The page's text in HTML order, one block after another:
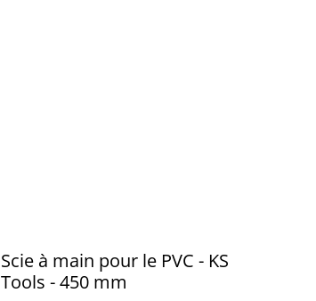
Scie à main pour le PVC - KS
Tools - 450 mm